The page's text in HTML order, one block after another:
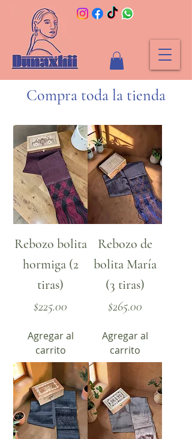
Compra toda la tienda
Rebozo bolita
hormiga (2
tiras)
Precio
$225.00
Agregar al
carrito
Rebozo de
bolita María
(3 tiras)
Precio
$265.00
Agregar al
carrito